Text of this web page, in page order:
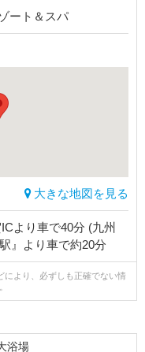
ート＆スパ
大きな地図を見る
より車で40分 (九州
』より車で約20分
により、必ずしも正確でない情
浴場